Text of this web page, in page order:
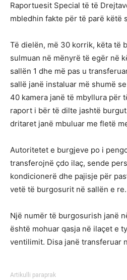
Raportuesit Special të të
mbledhin fakte për të parë këtë
Të dielën, më 30 korrik, këta të
sulmuan në mënyrë të egër në
sallën 1 dhe më pas u
sallë janë instaluar më shumë
40 kamera janë të mbyllura për
raport i bër të dilte jashtë
dritaret janë mbuluar me fletë
Autoritetet e burgjeve po i
transferojnë çdo ilaç, sende
kondicionerë dhe pajisje për
vetë të burgosurit në sallën e re.
Një numër të burgosurish janë
është mohuar qasja në ilaçet e
ventilimit. Disa janë transferuar
Artikulli paraprak